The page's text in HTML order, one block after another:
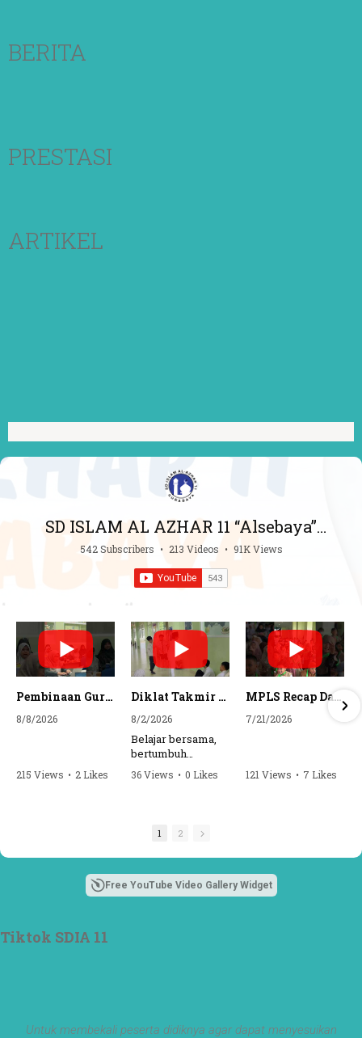
BERITA
PRESTASI
ARTIKEL
SD ISLAM AL AZHAR 11 “Alsebaya”
Surabaya
542 Subscribers • 213 Videos • 91K Views
Pembinaan Guru oleh Pengawas YPI Al Azhar🌱 #short #ytshorts #yt #guru #sekolah #surabaya #alazhar
8/8/2026
215 Views • 2 Likes
Diklat Takmir SDI Al Azhar 11 Surabaya
8/2/2026
Belajar bersama,
bertumbuh
bersama, dan siap
mengemban
Semangat peserta
dalam Diklat
Takmir SDI Al
menjadi langkah
awal mencetak
Bismillah, semoga
36 Views • 0 Likes
MPLS Recap Day 1 - SDI Al Azhar 11 Surabaya
7/21/2026
121 Views • 7 Likes
1 2
Free YouTube Video Gallery Widget
Tiktok SDIA 11
Untuk membekali peserta didiknya agar dapat menyesuikan